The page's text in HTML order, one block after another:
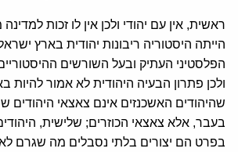
ראשית, אין עם יהודי ולכן אין לו זכות
הייתה היסטוריה ריבונות יהודית בארץ
הפלסטיני העתיק ובעל השורשים
ולכן פתרון הבעיה היהודית לא אמור להיות
שהיהודים האשכנזים אינם צאצאי היהודים
בעבר, אלא צאצאי הכוזרים; שלישית,
בפרט הם יצורים בלתי נסבלים מה שגרם